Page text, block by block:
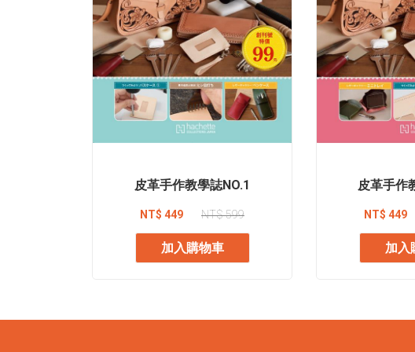
皮革手作教學誌NO.1
NT$ 449 NT$ 599
加入購物車
皮革手作
NT$ 449
加入